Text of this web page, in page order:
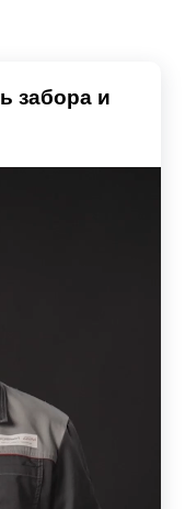
забора и